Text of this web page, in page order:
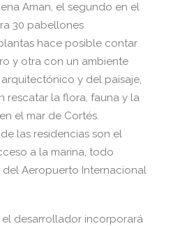
Aman, el segundo en el
30 pabellones
hace posible contar
y otra con un ambiente
y del paisaje,
rescatar la flora, fauna y la
el mar de Cortés.
las residencias son el
a la marina, todo
Aeropuerto Internacional
el desarrollador incorporará